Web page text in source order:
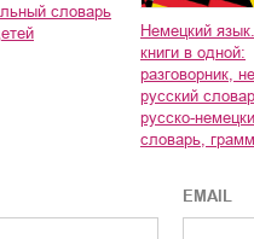
словарь
Немецкий
книги в одной:
разговорник,
русский
русско-
словарь,
EMAIL